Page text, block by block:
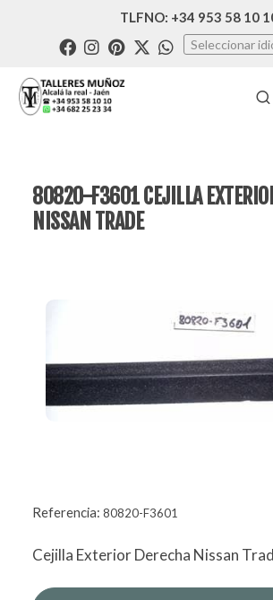
TLFNO: +34 953 58 10
Seleccionar
80820-F3601 CEJILLA
NISSAN TRADE
Referencia: 80820-F3601
Cejilla Exterior Derecha Nissan